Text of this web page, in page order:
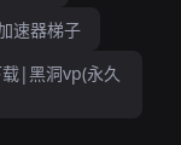
速器梯子
|黑洞vp(永久